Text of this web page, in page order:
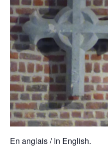
En anglais / In English.